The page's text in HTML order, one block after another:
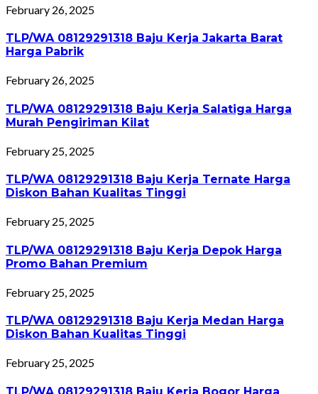
February 26, 2025
TLP/WA 08129291318 Baju Kerja Jakarta Barat
Harga Pabrik
February 26, 2025
TLP/WA 08129291318 Baju Kerja Salatiga Harga
Murah Pengiriman Kilat
February 25, 2025
TLP/WA 08129291318 Baju Kerja Ternate Harga
Diskon Bahan Kualitas Tinggi
February 25, 2025
TLP/WA 08129291318 Baju Kerja Depok Harga
Promo Bahan Premium
February 25, 2025
TLP/WA 08129291318 Baju Kerja Medan Harga
Diskon Bahan Kualitas Tinggi
February 25, 2025